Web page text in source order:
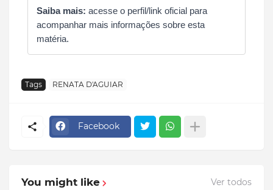
Saiba mais: acesse o perfil/link oficial para
acompanhar mais informações sobre esta
matéria.
Tags RENATA D'AGUIAR
Facebook
You might like Ver todos